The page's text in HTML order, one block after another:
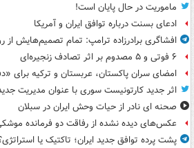
ماموریت در حال پایان است!
ادعای بسنت درباره توافق ایران و آمریکا
افشاگری برادرزاده ترامپ: تمام تصمیم‌هایش
۶ فوتی و ۵ مصدوم بر اثر تصادف زنجیره‌ای
امضای سران پاکستان، عربستان و ترکیه برای
اثر جدید کارتونیست سوری با عنوان مدیریت
صحنه ای نادر از حیات وحش ایران در سبلان
عکس‌های دیده نشده از رفاقت دو فرمانده‌
پشت پرده توافق جدید ایران؛ تاکتیک یا